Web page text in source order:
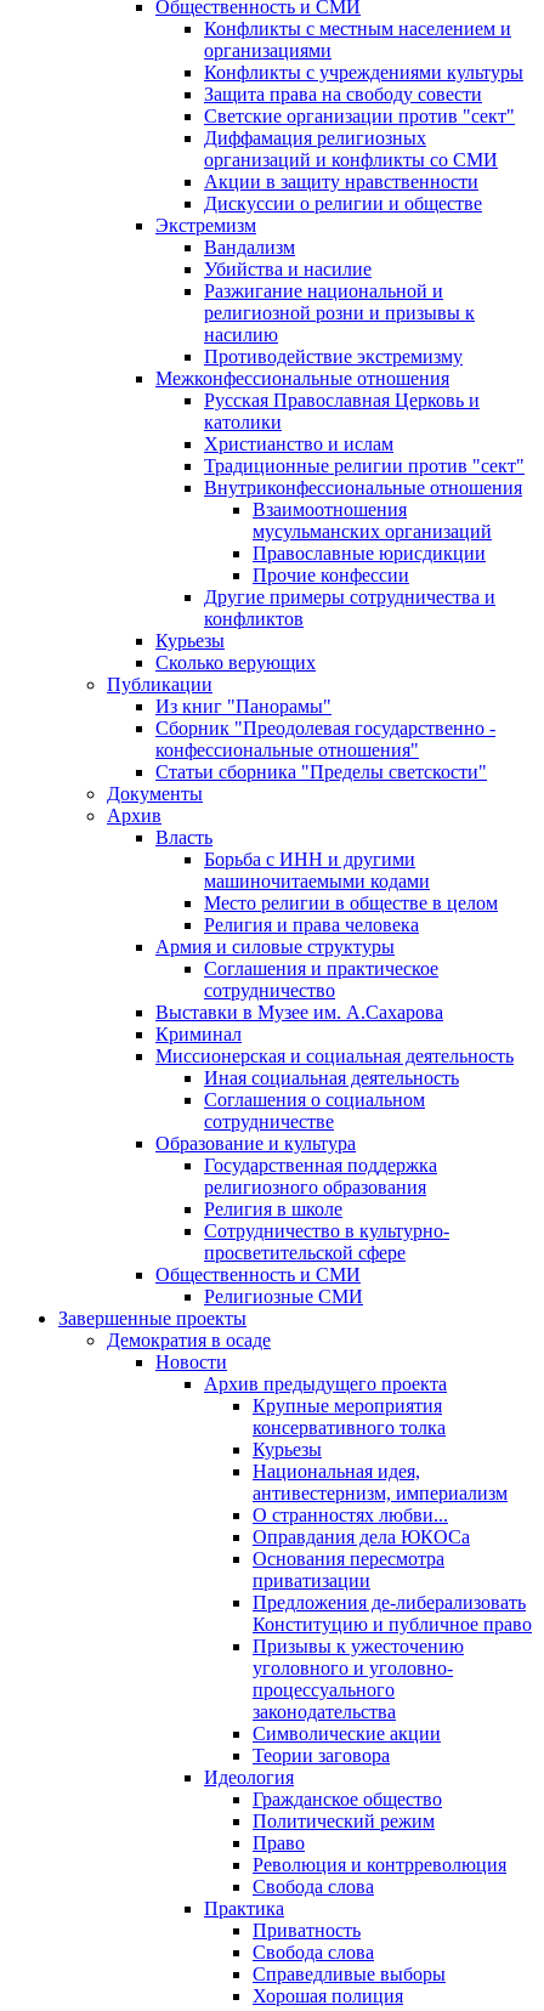
Общественность и СМИ
Конфликты с местным населением и
организациями
Конфликты с учреждениями культуры
Защита права на свободу совести
Светские организации против "сект"
Диффамация религиозных
организаций и конфликты со СМИ
Акции в защиту нравственности
Дискуссии о религии и обществе
Экстремизм
Вандализм
Убийства и насилие
Разжигание национальной и
религиозной розни и призывы к
насилию
Противодействие экстремизму
Межконфессиональные отношения
Русская Православная Церковь и
католики
Христианство и ислам
Традиционные религии против "сект"
Внутриконфессиональные отношения
Взаимоотношения
мусульманских организаций
Православные юрисдикции
Прочие конфессии
Другие примеры сотрудничества и
конфликтов
Курьезы
Сколько верующих
Публикации
Из книг "Панорамы"
Сборник "Преодолевая государственно -
конфессиональные отношения"
Статьи сборника "Пределы светскости"
Документы
Архив
Власть
Борьба с ИНН и другими
машиночитаемыми кодами
Место религии в обществе в целом
Религия и права человека
Армия и силовые структуры
Соглашения и практическое
сотрудничество
Выставки в Музее им. А.Сахарова
Криминал
Миссионерская и социальная деятельность
Иная социальная деятельность
Соглашения о социальном
сотрудничестве
Образование и культура
Государственная поддержка
религиозного образования
Религия в школе
Сотрудничество в культурно-
просветительской сфере
Общественность и СМИ
Религиозные СМИ
Завершенные проекты
Демократия в осаде
Новости
Архив предыдущего проекта
Крупные мероприятия
консервативного толка
Курьезы
Национальная идея,
антивестернизм, империализм
О странностях любви...
Оправдания дела ЮКОСа
Основания пересмотра
приватизации
Предложения де-либерализовать
Конституцию и публичное право
Призывы к ужесточению
уголовного и уголовно-
процессуального
законодательства
Символические акции
Теории заговора
Идеология
Гражданское общество
Политический режим
Право
Революция и контрреволюция
Свобода слова
Практика
Приватность
Свобода слова
Справедливые выборы
Хорошая полиция